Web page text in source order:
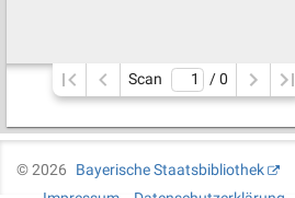
Scan / 0
©2026
Bayerische Staatsbibliothek